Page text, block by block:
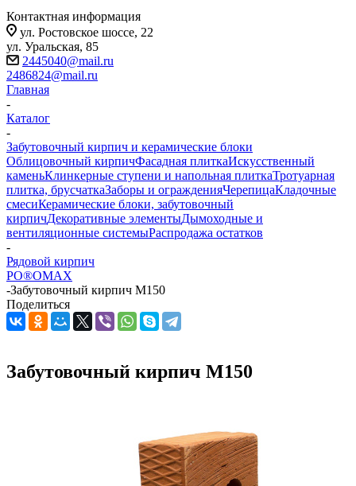
Контактная информация
ул. Ростовское шоссе, 22
ул. Уральская, 85
2445040@mail.ru
2486824@mail.ru
Главная
-
Каталог
-
Забутовочный кирпич и керамические блоки
Облицовочный кирпичФасадная плиткаИскусственный
каменьКлинкерные ступени и напольная плиткаТротуарная
плитка, брусчаткаЗаборы и огражденияЧерепицаКладочные
смесиКерамические блоки, забутовочный
кирпичДекоративные элементыДымоходные и
вентиляционные системыРаспродажа остатков
-
Рядовой кирпич
PO®OMAX
-Забутовочный кирпич М150
Поделиться
Забутовочный кирпич М150